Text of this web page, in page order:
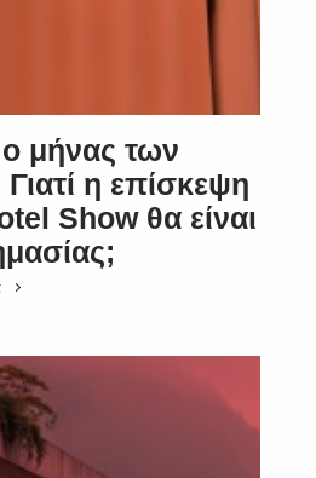
μήνας των
η επίσκεψη
Show θα είναι